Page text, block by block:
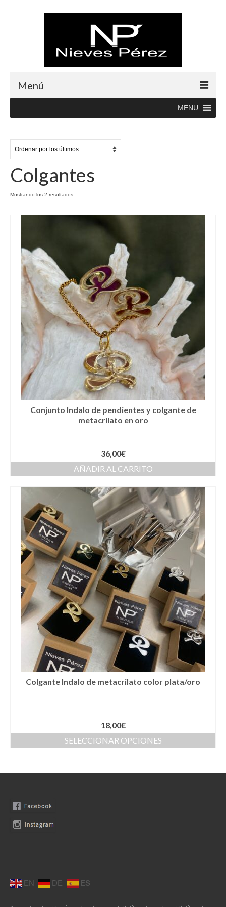
Menú
Boutique
Abrigos
Albornoces
Blusas
Camisetas
Capas
Cazadoras
Chalecos y Chaquetas
Chandals
Chaquetones
Corpiños
Monos
Pantalones y Shorts
Ponchos
Vestidos Largos
Vestidos Midi
Vestidos Cortos
Tops
Trajes
Ceremonias
Novias
Trajes de Comunion
Conjunto de 3 piezas de Comunion
cuello Mao de color celeste
Complementos de Comunión
Arras
MENU
Colgantes
Mostrando los 2 resultados
Conjunto Indalo de pendientes y colgante de
metacrilato en oro
36,00€
AÑADIR AL CARRITO
Colgante Indalo de metacrilato color plata/oro
18,00€
SELECCIONAR OPCIONES
EN DE ES